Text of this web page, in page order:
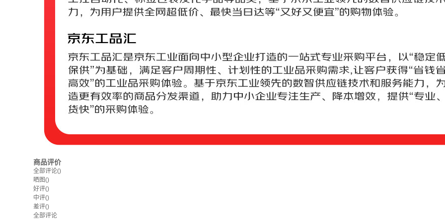
商品评价
全部评论()
晒图()
好评()
中评()
差评()
全部评论